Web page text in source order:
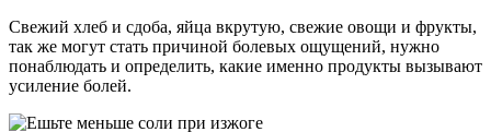
Свежий хлеб и сдоба, яйца вкрутую, свежие овощи и фрукты,
так же могут стать причиной болевых ощущений, нужно
понаблюдать и определить, какие именно продукты вызывают
усиление болей.